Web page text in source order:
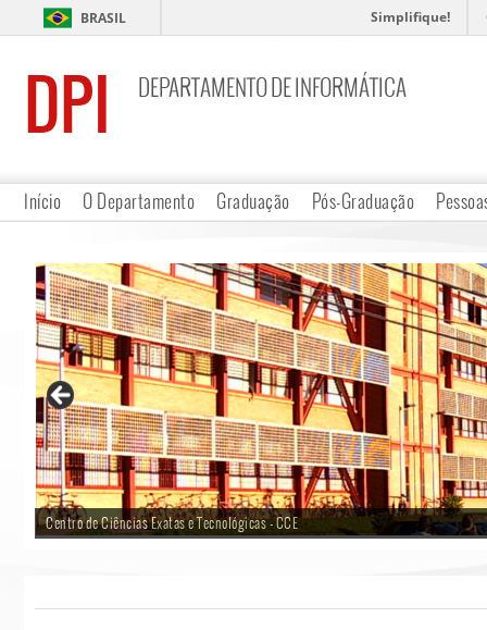
BRASIL Simplifique!
DPI DEPARTAMENTO DE INFORMÁTICA
Início O Departamento Graduação Pós-Graduação
Centro de Ciências Exatas e Tecnológicas - CCE